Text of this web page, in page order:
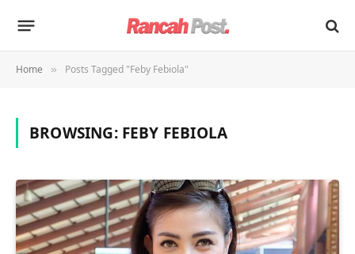
Home » Posts Tagged "Feby Febiola"
BROWSING: FEBY FEBIOLA